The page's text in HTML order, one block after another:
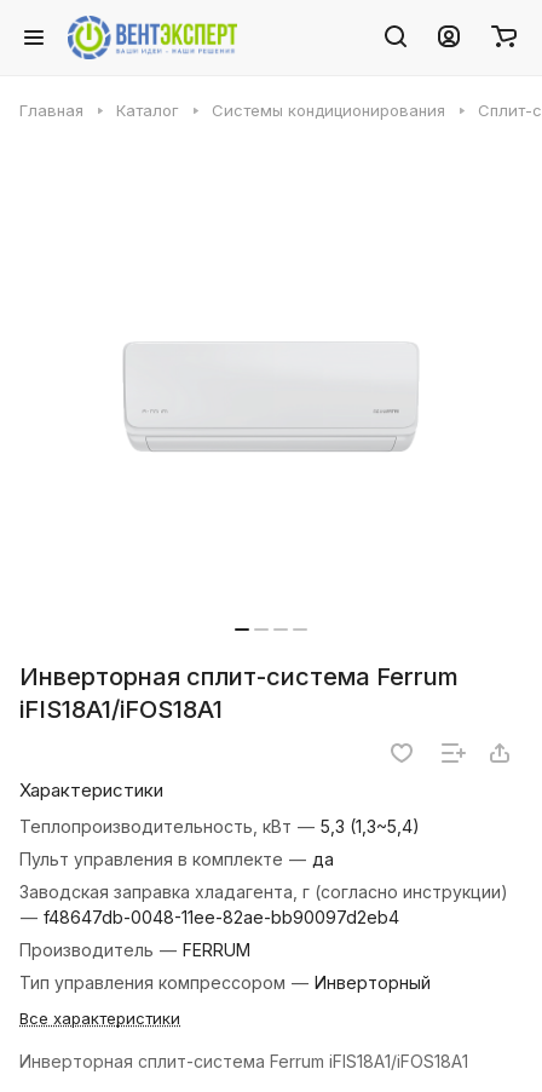
Главная Каталог Системы кондиционирования Сплит-
Инверторная сплит-система Ferrum
iFIS18A1/iFOS18A1
Характеристики
Теплопроизводительность, кВт — 5,3 (1,3~5,4)
Пульт управления в комплекте — да
Заводская заправка хладагента, г (согласно инструкции)
— f48647db-0048-11ee-82ae-bb90097d2eb4
Производитель — FERRUM
Тип управления компрессором — Инверторный
Все характеристики
Инверторная сплит-система Ferrum iFIS18A1/iFOS18A1